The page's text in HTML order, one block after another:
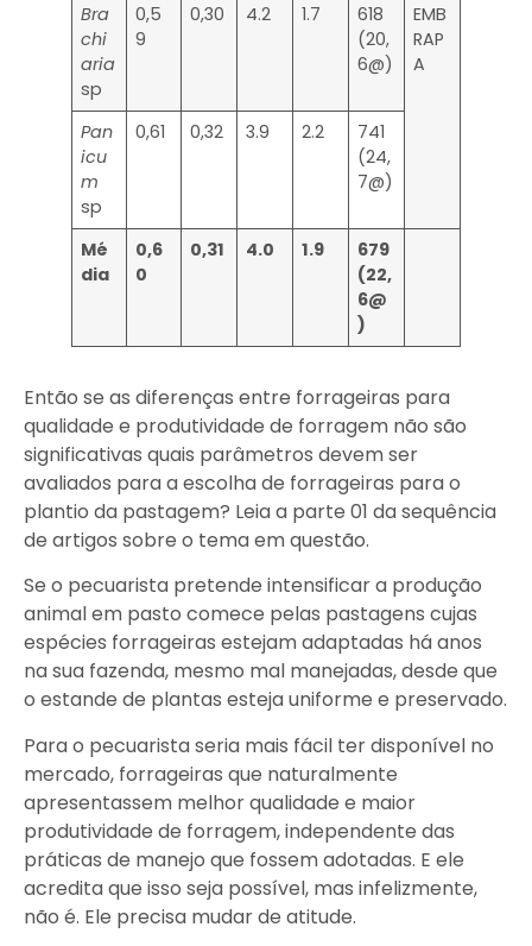
Bra
chi
aria
sp
0,5
9
0,30 4.2 1.7
618
(20,
6@)
EMB
RAP
A
Pan
icu
m
sp
0,61 0,32 3.9 2.2
741
(24,
7@)
Mé
dia
0,6
0
0,31 4.0 1.9
679
(22,
6@
)
Então se as diferenças entre forrageiras para
qualidade e produtividade de forragem não são
significativas quais parâmetros devem ser
avaliados para a escolha de forrageiras para o
plantio da pastagem? Leia a parte 01 da sequência
de artigos sobre o tema em questão.
Se o pecuarista pretende intensificar a produção
animal em pasto comece pelas pastagens cujas
espécies forrageiras estejam adaptadas há anos
na sua fazenda, mesmo mal manejadas, desde que
o estande de plantas esteja uniforme e preservado.
Para o pecuarista seria mais fácil ter disponível no
mercado, forrageiras que naturalmente
apresentassem melhor qualidade e maior
produtividade de forragem, independente das
práticas de manejo que fossem adotadas. E ele
acredita que isso seja possível, mas infelizmente,
não é. Ele precisa mudar de atitude.